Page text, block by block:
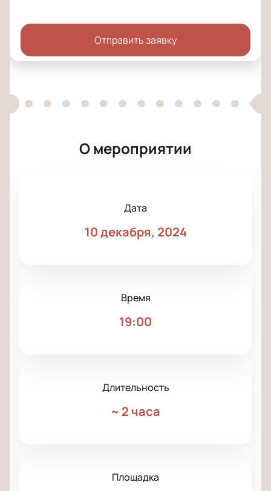
Отправить заявку
О мероприятии
Дата
10 декабря, 2024
Время
19:00
Длительность
~ 2 часа
Площадка